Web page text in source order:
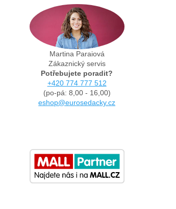
Martina Paraiová
Zákaznický servis
Potřebujete poradit?
+420 774 777 512
(po-pá: 8,00 - 16,00)
eshop@eurosedacky.cz